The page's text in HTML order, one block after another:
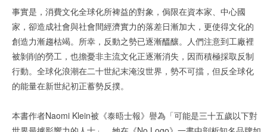
事實是，消費文化全球化所裨益的對象，侷限在資本家、中心國
家，卻造成社會與社會間經濟實力的落差日漸加大，更使得文化的
創造力漸趨枯竭。所幸，反動之勢已逐漸醞釀。人們注意到工廠裡
被剝削的勞工，也擔憂非主流文化正逐漸消失，因而積極採取反制
行動。全球化浪潮在二十世紀末淹沒世界，勢不可擋，但反全球化
的能量在新世紀初正蓄勢反撲。
本書作者Naomi Klein被《泰晤士報》譽為「可能是三十五歲以下對